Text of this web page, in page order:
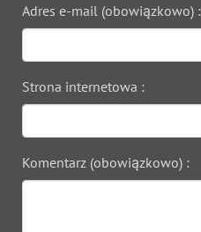
Adres e-mail (obowiązkowo) :
Strona internetowa :
Komentarz (obowiązkowo) :